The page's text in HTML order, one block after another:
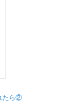
たら②